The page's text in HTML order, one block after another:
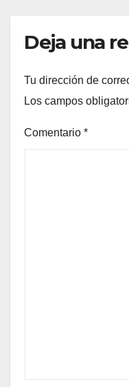
Deja una
Tu dirección de
Los campos
Comentario *